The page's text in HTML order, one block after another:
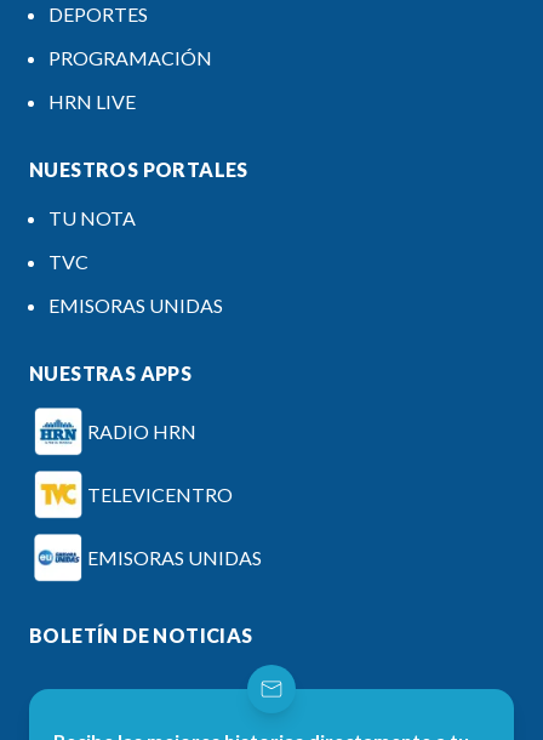
DEPORTES
PROGRAMACIÓN
HRN LIVE
NUESTROS PORTALES
TU NOTA
TVC
EMISORAS UNIDAS
NUESTRAS APPS
RADIO HRN
TELEVICENTRO
EMISORAS UNIDAS
BOLETÍN DE NOTICIAS